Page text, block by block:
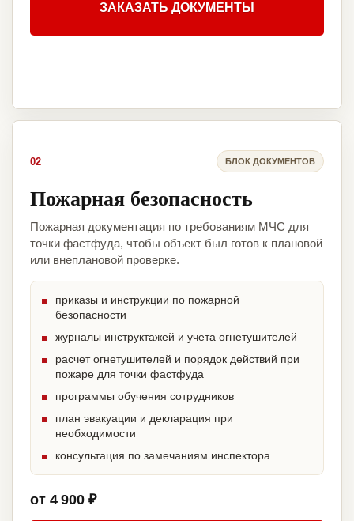
ЗАКАЗАТЬ ДОКУМЕНТЫ
02 БЛОК ДОКУМЕНТОВ
Пожарная безопасность
Пожарная документация по требованиям МЧС для
точки фастфуда, чтобы объект был готов к плановой
или внеплановой проверке.
приказы и инструкции по пожарной
безопасности
журналы инструктажей и учета огнетушителей
расчет огнетушителей и порядок действий при
пожаре для точки фастфуда
программы обучения сотрудников
план эвакуации и декларация при
необходимости
консультация по замечаниям инспектора
от 4 900 ₽